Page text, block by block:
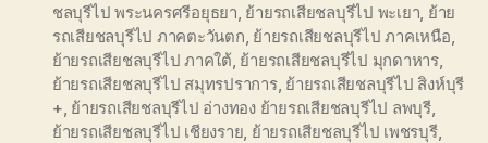
ชลบุรีไป พระนครศรีอยุธยา ย้ายรถเสียชลบุรีไป พะเยา ย้าย
รถเสียชลบุรีไป ภาคตะวันตก ย้ายรถเสียชลบุรีไป ภาคเหนือ
ย้ายรถเสียชลบุรีไป ภาคใต้ ย้ายรถเสียชลบุรีไป มุกดาหาร,
ย้ายรถเสียชลบุรีไป สมุทรปราการ, ย้ายรถเสียชลบุรีไป สิงห์บุรี
+ ย้ายรถเสียชลบุรีไป อ่างทอง ย้ายรถเสียชลบุรีไป ลพบุรี,
ย้ายรถเสียชลบุรีไป เชียงราย ย้ายรถเสียชลบุรีไป เพชรบุรี,